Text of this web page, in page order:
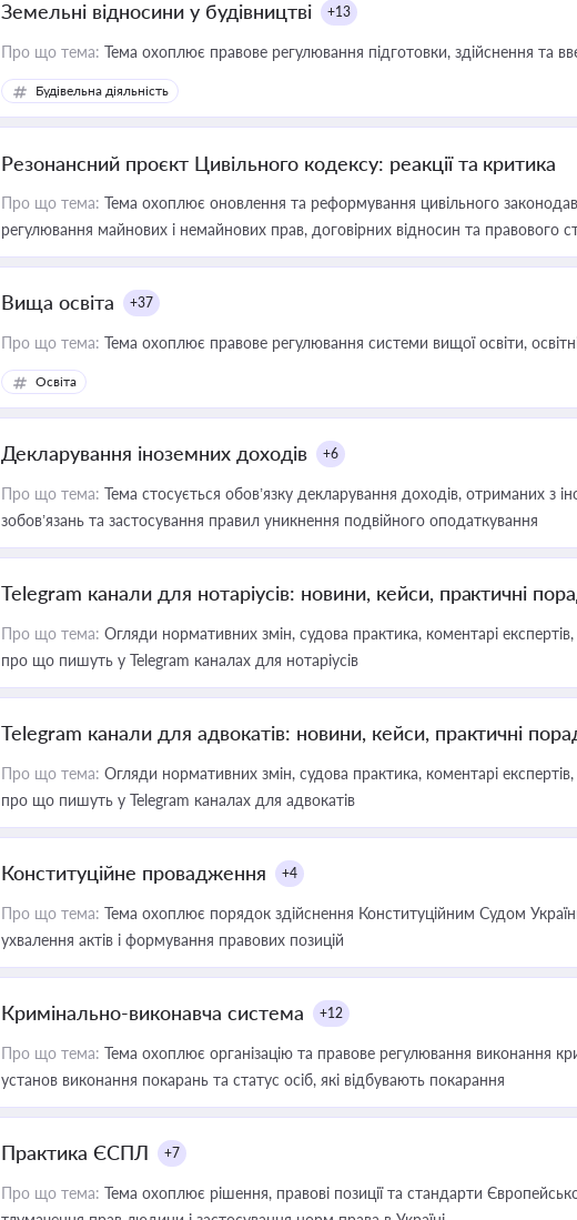
Земельні відносини у будівництві +13
Про що тема: Тема охоплює правове регулювання підготовки, здійснення та
Будівельна діяльність
Резонансний проєкт Цивільного кодексу: реакції та критика
Про що тема: Тема охоплює оновлення та реформування цивільного
регулювання майнових і немайнових прав, договірних відносин та правового
Вища освіта +37
Про що тема: Тема охоплює правове регулювання системи вищої освіти, освітніх
Освіта
Декларування іноземних доходів +6
Про що тема: Тема стосується обов’язку декларування доходів, отриманих з
зобов’язань та застосування правил уникнення подвійного оподаткування
Telegram канали для нотаріусів: новини, кейси, практичні
Про що тема: Огляди нормативних змін, судова практика, коментарі
про що пишуть у Telegram каналах для нотаріусів
Telegram канали для адвокатів: новини, кейси, практичні
Про що тема: Огляди нормативних змін, судова практика, коментарі
про що пишуть у Telegram каналах для адвокатів
Конституційне провадження +4
Про що тема: Тема охоплює порядок здійснення Конституційним Судом
ухвалення актів і формування правових позицій
Кримінально-виконавча система +12
Про що тема: Тема охоплює організацію та правове регулювання виконання
установ виконання покарань та статус осіб, які відбувають покарання
Практика ЄСПЛ +7
Про що тема: Тема охоплює рішення, правові позиції та стандарти